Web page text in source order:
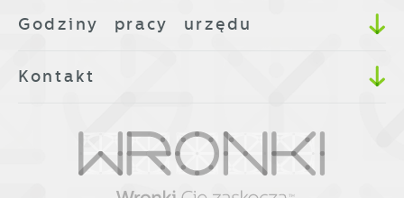
Godziny pracy urzędu
Kontakt